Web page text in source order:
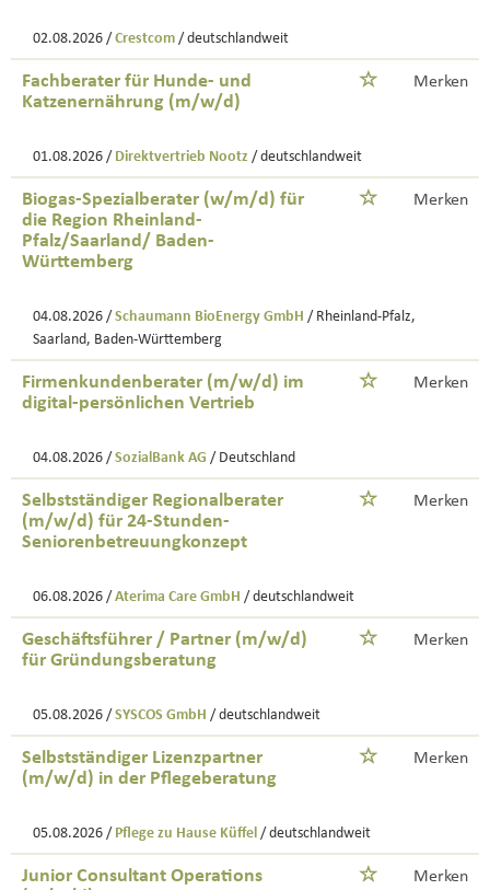
02.08.2026 / Crestcom / deutschlandweit
Fachberater für Hunde- und
Katzenernährung (m/w/d)
Merken
01.08.2026 / Direktvertrieb Nootz / deutschlandweit
Biogas-Spezialberater (w/m/d) für
die Region Rheinland-
Pfalz/Saarland/ Baden-
Württemberg
Merken
04.08.2026 / Schaumann BioEnergy GmbH / Rheinland-Pfalz,
Saarland, Baden-Württemberg
Firmenkundenberater (m/w/d) im
digital-persönlichen Vertrieb
Merken
04.08.2026 / SozialBank AG / Deutschland
Selbstständiger Regionalberater
(m/w/d) für 24-Stunden-
Seniorenbetreuungkonzept
Merken
06.08.2026 / Aterima Care GmbH / deutschlandweit
Geschäftsführer / Partner (m/w/d)
für Gründungsberatung
Merken
05.08.2026 / SYSCOS GmbH / deutschlandweit
Selbstständiger Lizenzpartner
(m/w/d) in der Pflegeberatung
Merken
05.08.2026 / Pflege zu Hause Küffel / deutschlandweit
Junior Consultant Operations
Merken